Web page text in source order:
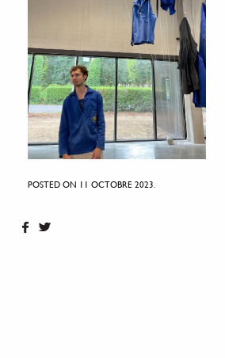
POSTED ON 11 OCTOBRE 2023.